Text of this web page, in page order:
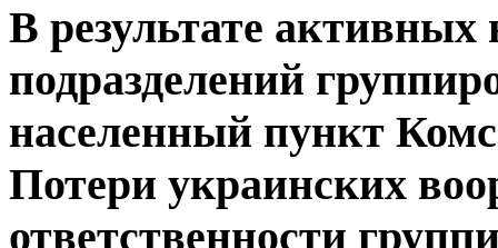
В результате активных
подразделений
населенный пункт
Потери украинских
ответственности